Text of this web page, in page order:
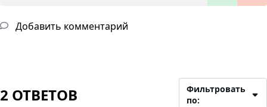
Добавить комментарий
2 ОТВЕТОВ
Фильтровать
по: